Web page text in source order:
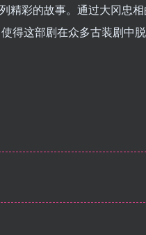
精彩的故事。通过大冈忠
得这部剧在众多古装剧中